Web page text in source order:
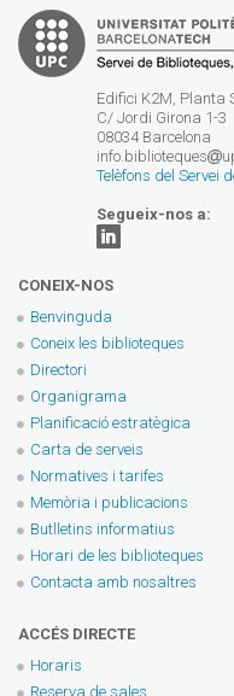
Edifici K2M, Planta
C/ Jordi Girona 1-3
08034 Barcelona
info.biblioteques
Telèfons del Servei
Segueix-nos a:
CONEIX-NOS
Benvinguda
Coneix les biblioteques
Directori
Organigrama
Planificació estratègica
Carta de serveis
Normatives i tarifes
Memòria i publicacions
Butlletins informatius
Horari de les biblioteques
Contacta amb nosaltres
ACCÉS DIRECTE
Horaris
Reserva de sales